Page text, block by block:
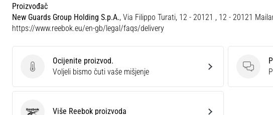
Proizvođač
New Guards Group Holding S.p.A., Via Filippo Turati, 12 - 20121 , 12 - 20121
https://www.reebok.eu/en-gb/legal/faqs/delivery
Ocijenite proizvod.
Ocijenite proizvod.
Voljeli bismo čuti vaše mišjenje
Pitanja
Više Reebok proizvoda